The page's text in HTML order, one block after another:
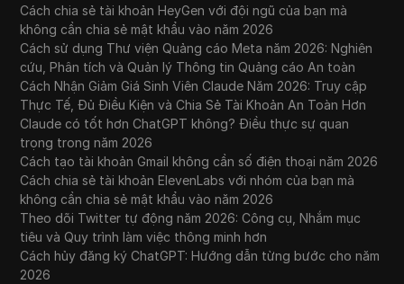
Cách chia sẻ tài khoản HeyGen với đội ngũ của bạn mà
không cần chia sẻ mật khẩu vào năm 2026
Cách sử dụng Thư viện Quảng cáo Meta năm 2026: Nghiên
cứu, Phân tích và Quản lý Thông tin Quảng cáo An toàn
Cách Nhận Giảm Giá Sinh Viên Claude Năm 2026: Truy cập
Thực Tế, Đủ Điều Kiện và Chia Sẻ Tài Khoản An Toàn Hơn
Claude có tốt hơn ChatGPT không? Điều thực sự quan
trọng trong năm 2026
Cách tạo tài khoản Gmail không cần số điện thoại năm 2026
Cách chia sẻ tài khoản ElevenLabs với nhóm của bạn mà
không cần chia sẻ mật khẩu vào năm 2026
Theo dõi Twitter tự động năm 2026: Công cụ, Nhắm mục
tiêu và Quy trình làm việc thông minh hơn
Cách hủy đăng ký ChatGPT: Hướng dẫn từng bước cho năm
2026